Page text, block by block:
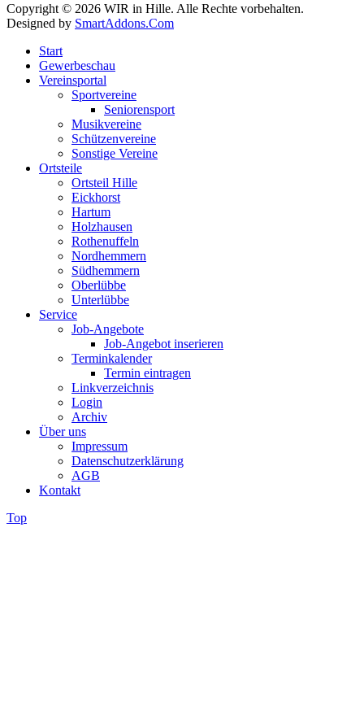
Copyright © 2026 WIR in Hille. Alle Rechte vorbehalten.
Designed by SmartAddons.Com
Start
Gewerbeschau
Vereinsportal
Sportvereine
Seniorensport
Musikvereine
Schützenvereine
Sonstige Vereine
Ortsteile
Ortsteil Hille
Eickhorst
Hartum
Holzhausen
Rothenuffeln
Nordhemmern
Südhemmern
Oberlübbe
Unterlübbe
Service
Job-Angebote
Job-Angebot inserieren
Terminkalender
Termin eintragen
Linkverzeichnis
Login
Archiv
Über uns
Impressum
Datenschutzerklärung
AGB
Kontakt
Top